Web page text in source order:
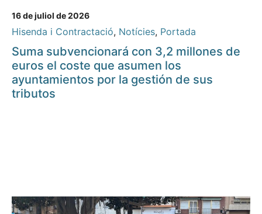
16 de juliol de 2026
Hisenda i Contractació, Notícies, Portada
Suma subvencionará con 3,2 millones de
euros el coste que asumen los
ayuntamientos por la gestión de sus
tributos